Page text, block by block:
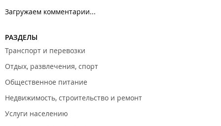
Загружаем комментарии...
РАЗДЕЛЫ
Транспорт и перевозки
Отдых, развлечения, спорт
Общественное питание
Недвижимость, строительство и ремонт
Услуги населению